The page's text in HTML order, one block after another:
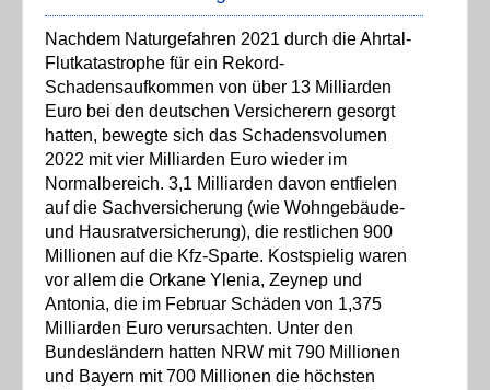
Nachdem Naturgefahren 2021 durch die Ahrtal-
Flutkatastrophe für ein Rekord-
Schadensaufkommen von über 13 Milliarden
Euro bei den deutschen Versicherern gesorgt
hatten, bewegte sich das Schadensvolumen
2022 mit vier Milliarden Euro wieder im
Normalbereich. 3,1 Milliarden davon entfielen
auf die Sachversicherung (wie Wohngebäude-
und Hausratversicherung), die restlichen 900
Millionen auf die Kfz-Sparte. Kostspielig waren
vor allem die Orkane Ylenia, Zeynep und
Antonia, die im Februar Schäden von 1,375
Milliarden Euro verursachten. Unter den
Bundesländern hatten NRW mit 790 Millionen
und Bayern mit 700 Millionen die höchsten